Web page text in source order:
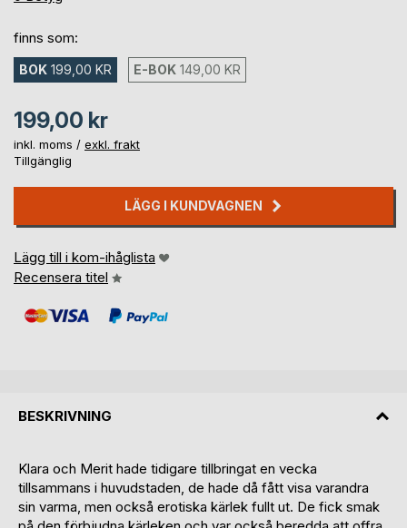
finns som:
BOK 199,00 KR E-BOK 149,00 KR
199,00 kr
inkl. moms / exkl. frakt
Tillgänglig
LÄGG I KUNDVAGNEN
Lägg till i kom-ihåglista
Recensera titel
BESKRIVNING
Klara och Merit hade tidigare tillbringat en vecka
tillsammans i huvudstaden, de hade då fått visa varandra
sin varma, men också erotiska kärlek fullt ut. De fick smak